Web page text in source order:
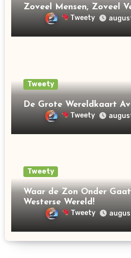
Zoveel Mensen, Zoveel
Tweety
Tweety
De Grote Wereldkaart
Tweety
Tweety
Waar de Zon Onder
Westerse Wereld!
Tweety